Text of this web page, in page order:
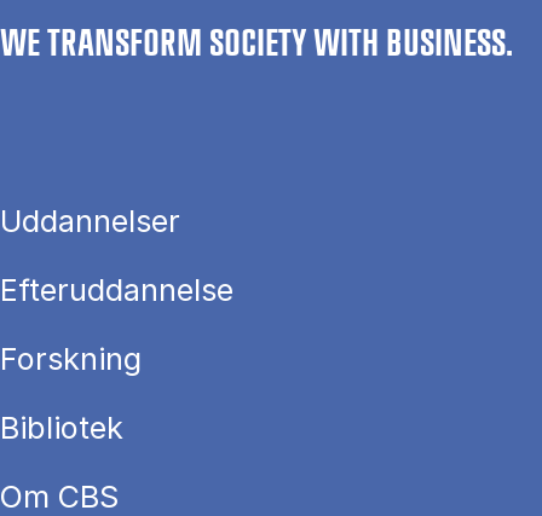
WE TRANSFORM SOCIETY WITH BUSINESS.
Uddannelser
Efteruddannelse
Forskning
Bibliotek
Om CBS